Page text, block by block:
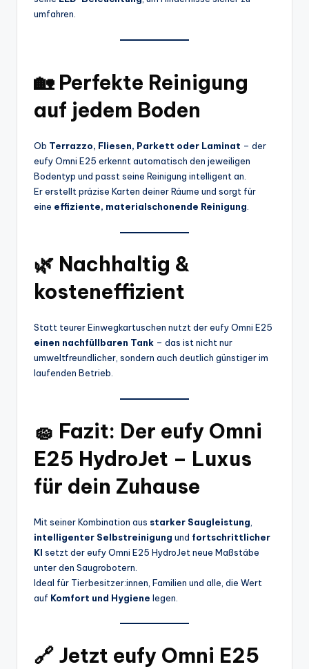
umfahren.
🏡 Perfekte Reinigung
auf jedem Boden
Ob Terrazzo, Fliesen, Parkett oder Laminat – der
eufy Omni E25 erkennt automatisch den jeweiligen
Bodentyp und passt seine Reinigung intelligent an.
Er erstellt präzise Karten deiner Räume und sorgt für
eine effiziente, materialschonende Reinigung.
🌿 Nachhaltig &
kosteneffizient
Statt teurer Einwegkartuschen nutzt der eufy Omni E25
einen nachfüllbaren Tank – das ist nicht nur
umweltfreundlicher, sondern auch deutlich günstiger im
laufenden Betrieb.
🧽 Fazit: Der eufy Omni
E25 HydroJet – Luxus
für dein Zuhause
Mit seiner Kombination aus starker Saugleistung
intelligenter Selbstreinigung und fortschrittlicher
KI setzt der eufy Omni E25 HydroJet neue Maßstäbe
unter den Saugrobotern.
Ideal für Tierbesitzer:innen, Familien und alle, die Wert
auf Komfort und Hygiene legen.
🔗 Jetzt eufy Omni E25